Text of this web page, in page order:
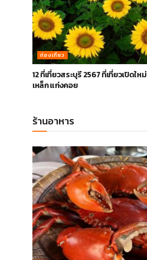
ท่องเที่ยว
12 ที่เที่ยวสระบุรี 2567 ที่เที่ยวเปิดใ
เหล็ก แก่งคอย
ร้านอาหาร